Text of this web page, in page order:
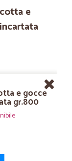
e
e gocce
gr.800